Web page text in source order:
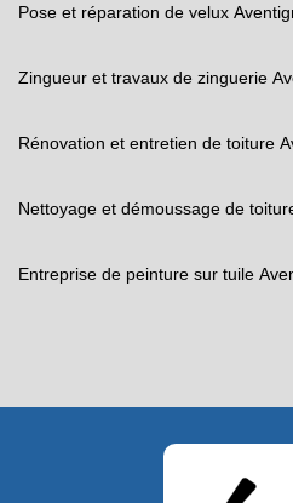
Pose et réparation de velux
Zingueur et travaux de zinguerie
Rénovation et entretien de toiture
Nettoyage et démoussage de
Entreprise de peinture sur tuile